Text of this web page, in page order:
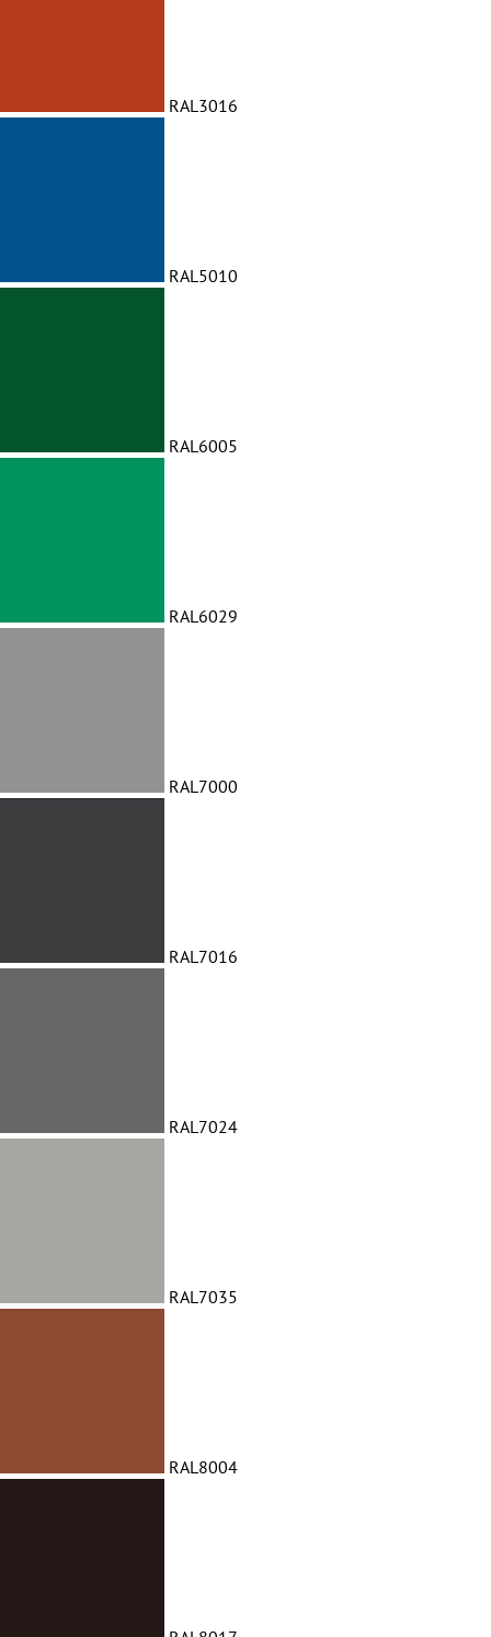
RAL3016
RAL5010
RAL6005
RAL6029
RAL7000
RAL7016
RAL7024
RAL7035
RAL8004